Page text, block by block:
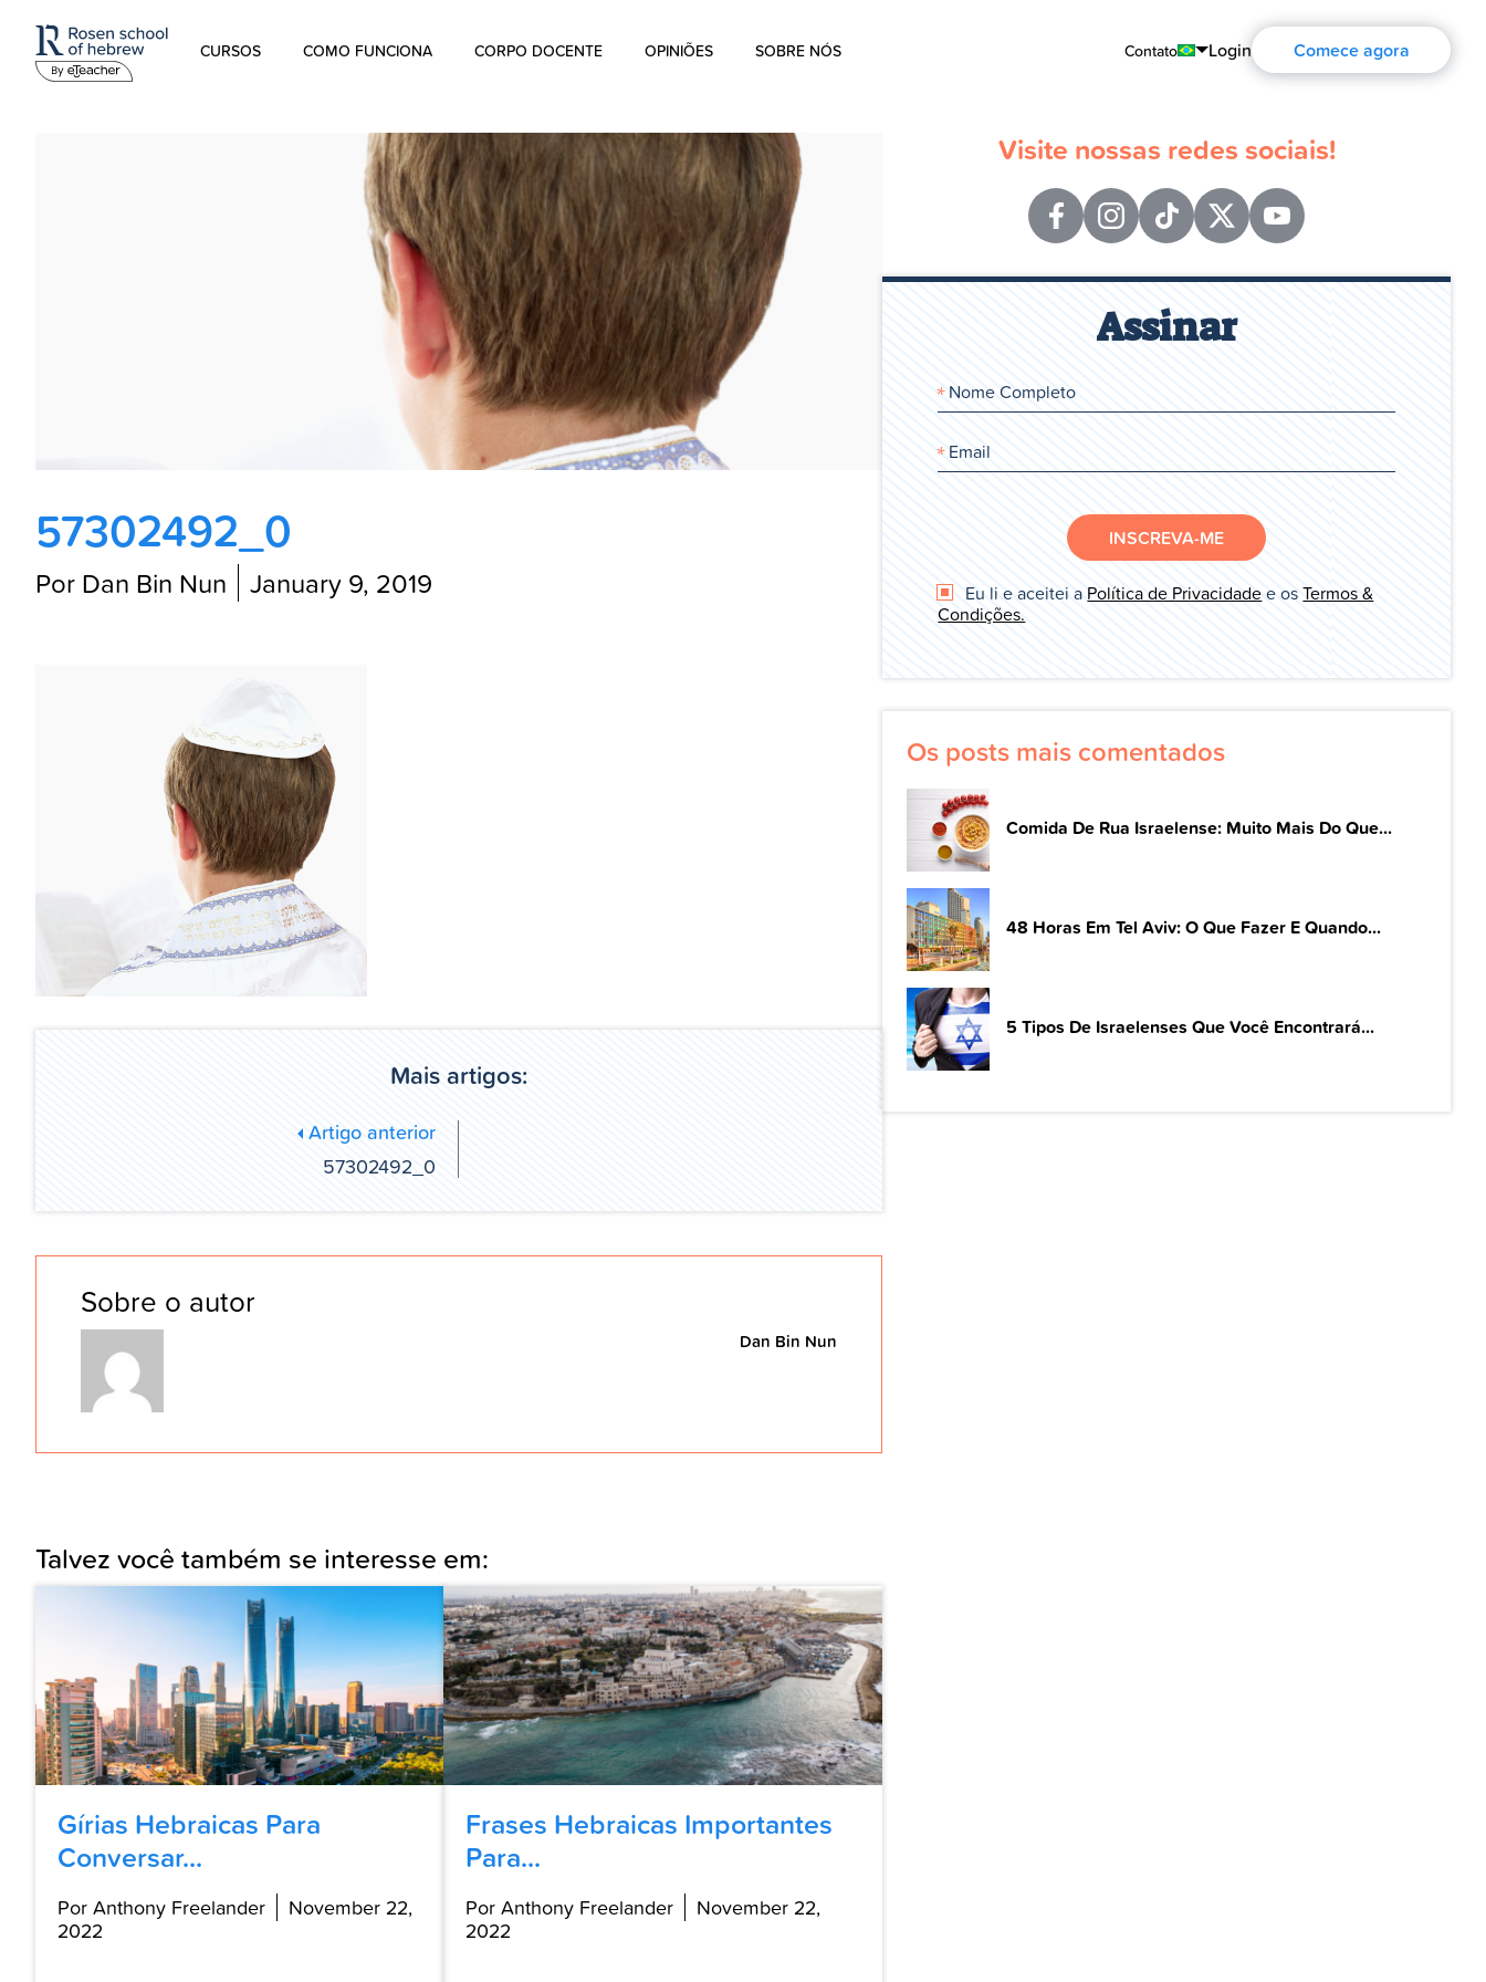
Contato
Português
Español
Français
Deutsch
Русский
Login Comece agora
CURSOS
Hebraico para crianças
COMO FUNCIONA CORPO DOCENTE OPINIÕES SOBRE NÓS
A história de Aharon Rosen
Certificação
57302492_0
Por Dan Bin Nun January 9, 2019
Mais artigos:
Artigo anterior
57302492_0
Sobre o autor
Dan Bin Nun
Talvez você também se interesse em:
Gírias Hebraicas Para
Conversar...
Por Anthony Freelander
November 22,
2022
Frases Hebraicas Importantes
Para...
Por Anthony Freelander
November 22,
2022
Visite nossas redes sociais!
Assinar
INSCREVA-ME
Eu li e aceitei a Política de Privacidadee osTermos &
Condições.
Os posts mais comentados
Comida De Rua Israelense: Muito Mais Do Que...
48 Horas Em Tel Aviv: O Que Fazer E Quando...
5 Tipos De Israelenses Que Você Encontrará...